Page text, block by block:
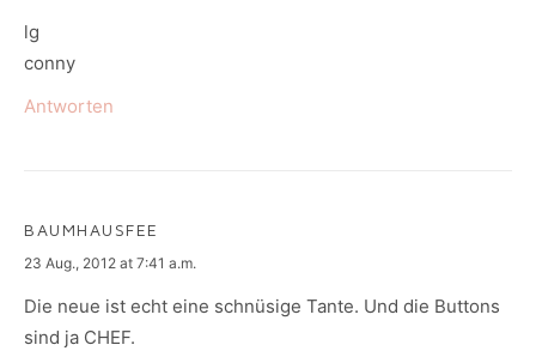
lg
conny
Antworten
BAUMHAUSFEE
says:
23 Aug., 2012 at 7:41 a.m.
Die neue ist echt eine schnüsige Tante. Und die Buttons
sind ja CHEF.